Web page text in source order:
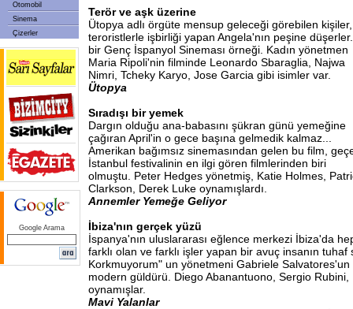
Otomobil
Sinema
Çizerler
Google Arama
Terör ve aşk üzerine
Ütopya adlı örgüte mensup geleceği görebilen
teroristlerle işbirliği yapan Angela'nın peşine
bir Genç İspanyol Sineması örneği. Kadın yönetmen
Maria Ripoli'nin filminde Leonardo Sbaraglia, Najwa
Nimri, Tcheky Karyo, Jose Garcia gibi isimler var.
Ütopya
Sıradışı bir yemek
Dargın olduğu ana-babasını şükran günü yemeğine
çağıran April'in o gece başına gelmedik kalmaz...
Amerikan bağımsız sinemasından gelen bu film,
İstanbul festivalinin en ilgi gören filmlerinden biri
olmuştu. Peter Hedges yönetmiş, Katie Holmes,
Clarkson, Derek Luke oynamışlardı.
Annemler Yemeğe Geliyor
İbiza'nın gerçek yüzü
İspanya'nın uluslararası eğlence merkezi İbiza'da
farklı olan ve farklı işler yapan bir avuç insanın
Korkmuyorum" un yönetmeni Gabriele Salvatores'un
modern güldürü. Diego Abanantuono, Sergio Rubini,
oynamışlar.
Mavi Yalanlar